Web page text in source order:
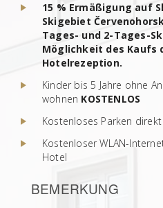
15 % Ermäßigung auf
Skigebiet
Tages- und 2-Tages-
Möglichkeit des Kaufs
Hotelrezeption.
Kinder bis 5 Jahre ohne
wohnen KOSTENLOS
Kostenloses Parken
Kostenloser WLAN-
Hotel
BEMERKUNG